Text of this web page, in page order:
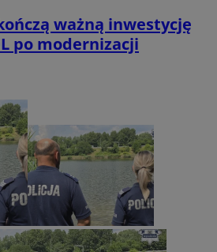
ważną inwestycję
po modernizacji